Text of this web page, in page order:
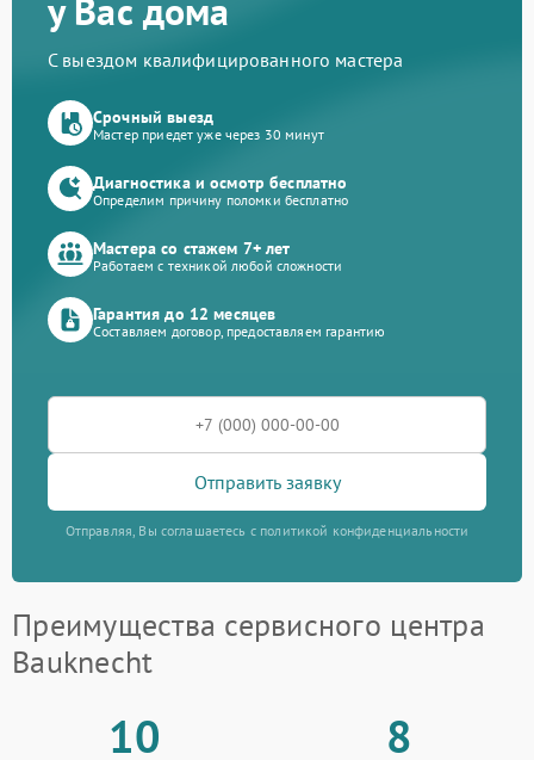
у Вас дома
С выездом квалифицированного мастера
Срочный выезд
Мастер приедет уже через 30 минут
Диагностика и осмотр бесплатно
Определим причину поломки бесплатно
Мастера со стажем 7+ лет
Работаем с техникой любой сложности
Гарантия до 12 месяцев
Составляем договор, предоставляем гарантию
Отправить заявку
Отправляя, Вы соглашаетесь с политикой конфиденциальности
Преимущества сервисного центра
Bauknecht
10 8